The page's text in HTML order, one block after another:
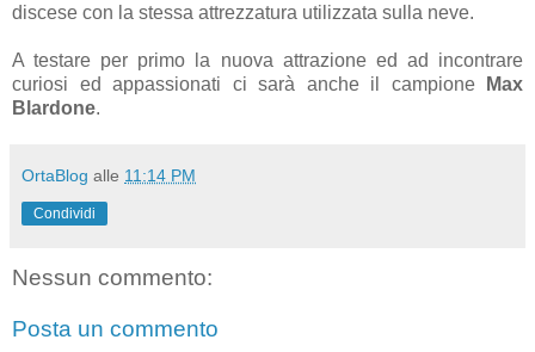
discese con la stessa attrezzatura utilizzata sulla neve.
A testare per primo la nuova attrazione ed ad incontrare
curiosi ed appassionati ci sarà anche il campione
Max
Blardone.
OrtaBlog alle 11:14 PM
Condividi
Nessun commento:
Posta un commento